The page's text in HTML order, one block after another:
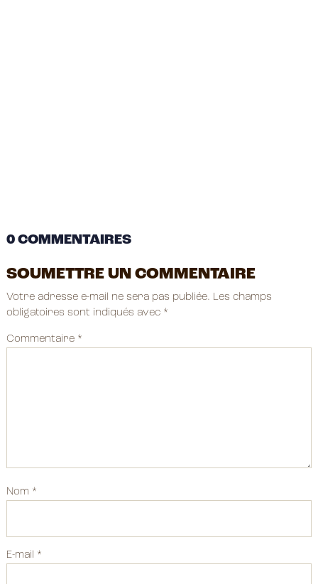
0 COMMENTAIRES
SOUMETTRE UN COMMENTAIRE
Votre adresse e-mail ne sera pas publiée. Les champs
obligatoires sont indiqués avec *
Commentaire *
Nom *
E-mail *